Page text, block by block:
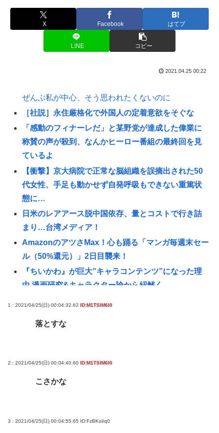
X Facebook はてブ
LINE コピー
2021.04.25 00:22
ぜんぶ私が中心、そう思われたくないのに
［社説］永住厳格化で外国人の定着意欲をそぐな
「感動のフィナーレだ」と某野党が達成した偉業に
称賛の声が殺到、なんかヒーロー番組の最終回を見
ているよ
【衝撃】京大病院で正常な脳組織を誤摘出された50
代女性、手足も動かせず自発呼吸もできない重篤状
態に…
日米のレアアース脱中国依存、量とコストで行き詰
まり…台湾メディア！
AmazonのアツさMax！心も踊る「マンガ毎週末セー
ル（50%還元）」2日目襲来！
『ちいかわ』が巨大”キャラコンテンツ”になった理
由 漫画研究&キャラクター論から紐解く
シカ「全部喰った」 祭り中止 | シカたない
握手のみ 8月9日長崎の被爆体験者「何のために」 |
1 : 2021/04/25(日) 00:04:32.62 ID:M1TSlM6I0
落とすな
2 : 2021/04/25(日) 00:04:40.60 ID:M1TSlM6I0
こさかな
3 : 2021/04/25(日) 00:04:55.65 ID:FzBKol/q0